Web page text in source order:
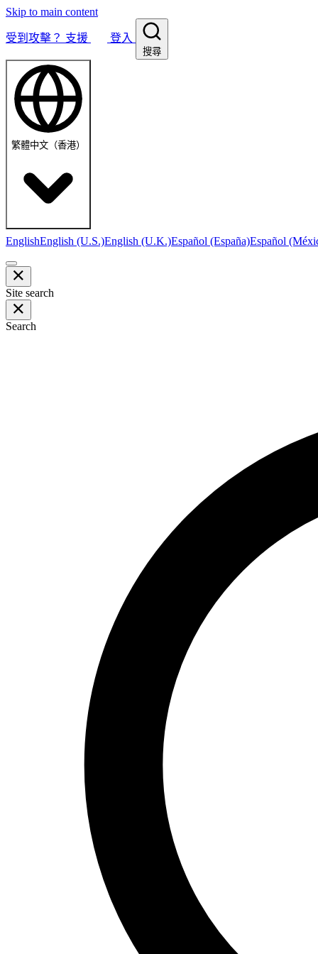
Skip to main content
受到攻擊？ 支援 登入
搜尋
繁體中文（香港）
EnglishEnglish (U.S.)English (U.K.)Español (España)Español
Site search
Search